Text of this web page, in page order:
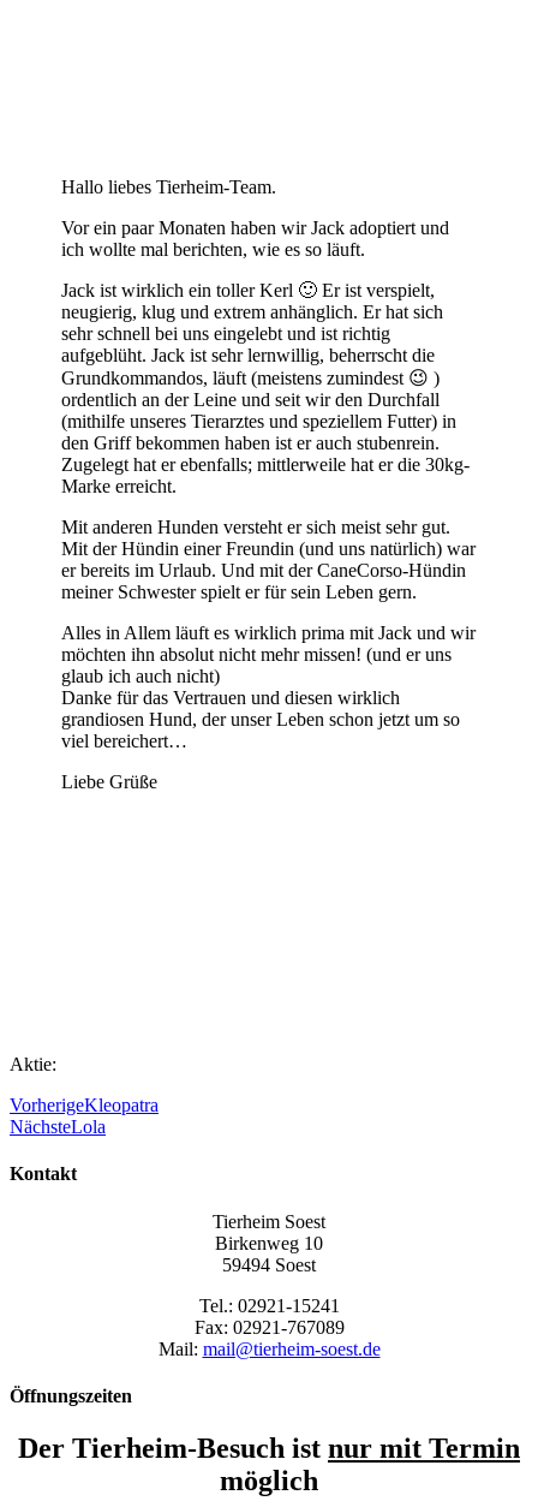
Hallo liebes Tierheim-Team.
Vor ein paar Monaten haben wir Jack adoptiert und
ich wollte mal berichten, wie es so läuft.
Jack ist wirklich ein toller Kerl 🙂 Er ist verspielt,
neugierig, klug und extrem anhänglich. Er hat sich
sehr schnell bei uns eingelebt und ist richtig
aufgeblüht. Jack ist sehr lernwillig, beherrscht die
Grundkommandos, läuft (meistens zumindest 😉 )
ordentlich an der Leine und seit wir den Durchfall
(mithilfe unseres Tierarztes und speziellem Futter) in
den Griff bekommen haben ist er auch stubenrein.
Zugelegt hat er ebenfalls; mittlerweile hat er die 30kg-
Marke erreicht.
Mit anderen Hunden versteht er sich meist sehr gut.
Mit der Hündin einer Freundin (und uns natürlich) war
er bereits im Urlaub. Und mit der CaneCorso-Hündin
meiner Schwester spielt er für sein Leben gern.
Alles in Allem läuft es wirklich prima mit Jack und wir
möchten ihn absolut nicht mehr missen! (und er uns
glaub ich auch nicht)
Danke für das Vertrauen und diesen wirklich
grandiosen Hund, der unser Leben schon jetzt um so
viel bereichert…
Liebe Grüße
Aktie:
VorherigeKleopatra
NächsteLola
Kontakt
Tierheim Soest
Birkenweg 10
59494 Soest
Tel.: 02921-15241
Fax: 02921-767089
Mail: mail@tierheim-soest.de
Öffnungszeiten
Der Tierheim-Besuch ist nur mit Termin
möglich